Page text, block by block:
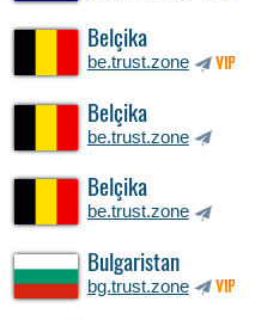
Belçika
be.trust.zone VIP
Belçika
be.trust.zone
Belçika
be.trust.zone
Bulgaristan
bg.trust.zone VIP